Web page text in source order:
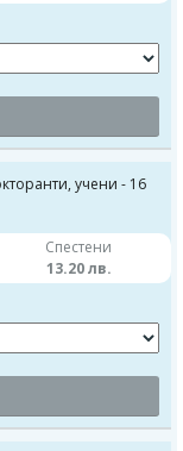
учени - 16
Спестени
13.20 лв.